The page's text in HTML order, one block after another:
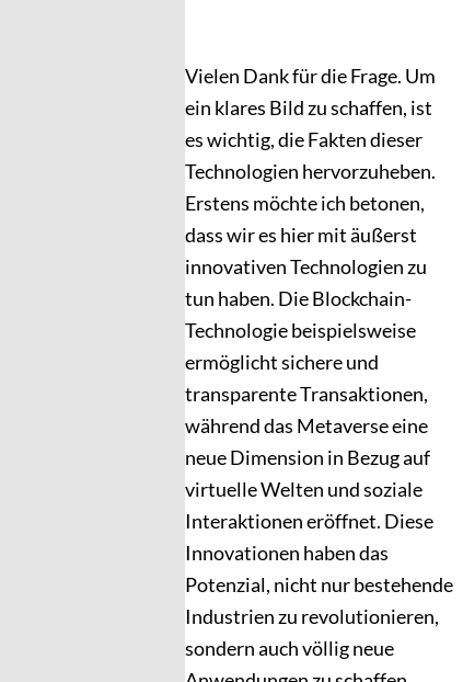
Vielen Dank für die Frage. Um
ein klares Bild zu schaffen, ist
es wichtig, die Fakten dieser
Technologien hervorzuheben.
Erstens möchte ich betonen,
dass wir es hier mit äußerst
innovativen Technologien zu
tun haben. Die Blockchain-
Technologie beispielsweise
ermöglicht sichere und
transparente Transaktionen,
während das Metaverse eine
neue Dimension in Bezug auf
virtuelle Welten und soziale
Interaktionen eröffnet. Diese
Innovationen haben das
Potenzial, nicht nur bestehende
Industrien zu revolutionieren,
sondern auch völlig neue